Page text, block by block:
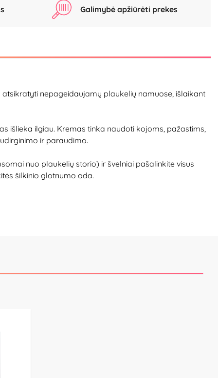
Galimybė apžiūrėti prekes
nepageidaujamų plaukelių namuose, išlaikant
išlieka ilgiau. Kremas tinka naudoti kojoms, pažastims,
ir paraudimo.
nuo plaukelių storio) ir švelniai pašalinkite visus
šilkinio glotnumo oda.